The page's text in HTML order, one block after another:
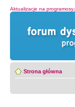
Aktualizacje na
Strona główna